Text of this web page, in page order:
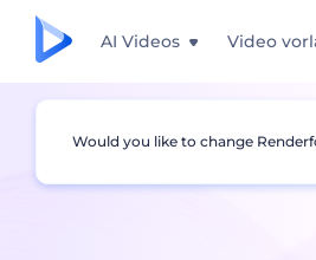
AI Videos Video
Would you like to change